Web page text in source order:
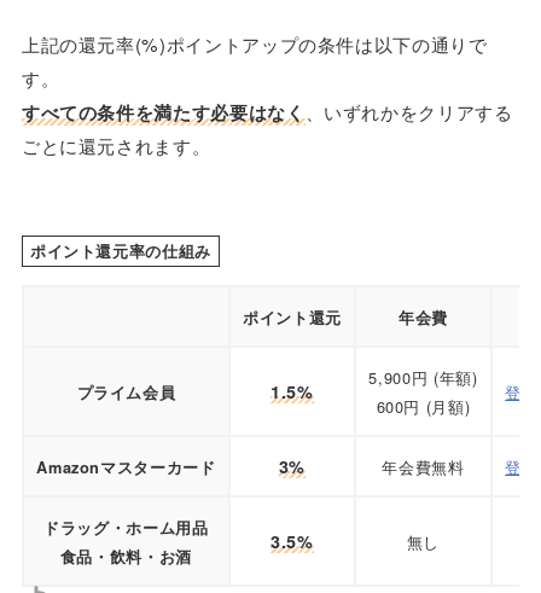
上記の還元率(%)ポイントアップの条件は以下の通りで
す。
すべての条件を満たす必要はなく 、いずれかをクリアする
ごとに還元されます。
ポイント還元率の仕組み
ポイント還元 年会費
プライム会員 1.5%
5,900円 (年額)
600円 (月額)
登
Amazonマスターカード 3% 年会費無料 登
ドラッグ・ホーム用品
食品・飲料・お酒
3.5% 無し